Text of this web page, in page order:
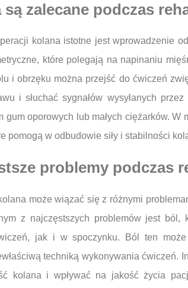
są zalecane podczas
kolana istotne jest wprowadzenie
które polegają na napinaniu
i obrzęku można przejść do ćwiczeń
i słuchać sygnałów wysyłanych
gum oporowych lub małych ciężarków.
pomogą w odbudowie siły i stabilności
problemy podczas
może wiązać się z różnymi
z najczęstszych problemów jest ból,
jak i w spoczynku. Ból ten
techniką wykonywania ćwiczeń.
kolana i wpływać na jakość życia